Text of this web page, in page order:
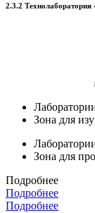
2.3.2
Зона для
Зона для
Подробнее
Подробнее
Подробнее